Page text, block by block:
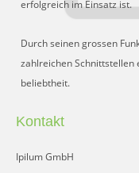
erfolgreich im Einsatz ist.
Durch seinen grossen
zahlreichen Schnittstellen
beliebtheit.
Kontakt
Ipilum GmbH